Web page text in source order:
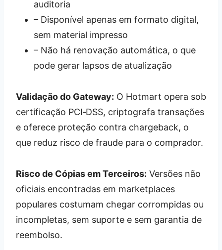
auditoria
– Disponível apenas em formato digital,
sem material impresso
– Não há renovação automática, o que
pode gerar lapsos de atualização
Validação do Gateway: O Hotmart opera sob
certificação PCI‑DSS, criptografa transações
e oferece proteção contra chargeback, o
que reduz risco de fraude para o comprador.
Risco de Cópias em Terceiros: Versões não
oficiais encontradas em marketplaces
populares costumam chegar corrompidas ou
incompletas, sem suporte e sem garantia de
reembolso.